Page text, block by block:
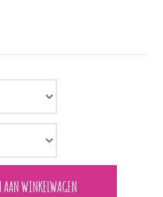
aantal
AAN WINKELWAGEN